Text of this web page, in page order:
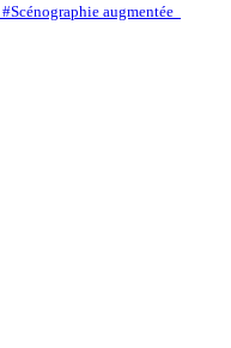
#Scénographie augmentée